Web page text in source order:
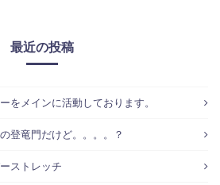
最近の投稿
をメインに活動しております。
登竜門だけど。。。。？
ストレッチ